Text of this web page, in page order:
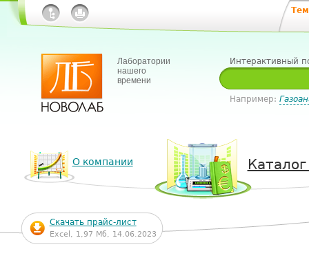
Лаборатории
нашего
времени
Интерактивный
Например:
О компании
Скачать прайс-лист
Excel, 1,97 Мб, 14.06.2023